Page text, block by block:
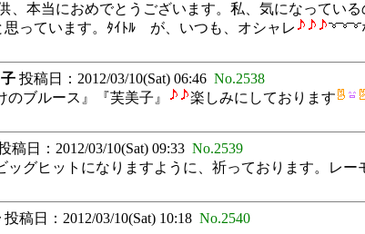
、本当におめでとうございます。私、気になってい
思っています。ﾀｲﾄﾙ が、いつも、オシャレ
投稿日：2012/03/10(Sat) 06:46 No.2538
ブルース』『芙美子』
楽しみにしております
稿日：2012/03/10(Sat) 09:33 No.2539
グヒットになりますように、祈っております。レー
投稿日：2012/03/10(Sat) 10:18 No.2540